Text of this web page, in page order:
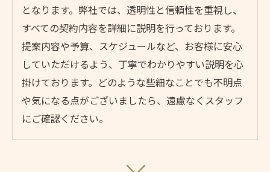
となります。弊社では、透明性と信頼性を重視し、
すべての契約内容を詳細に説明を行っております。
提案内容や予算、スケジュールなど、お客様に安心
していただけるよう、丁寧でわかりやすい説明を心
掛けております。どのような些細なことでも不明点
や気になる点がございましたら、遠慮なくスタッフ
にご確認ください。